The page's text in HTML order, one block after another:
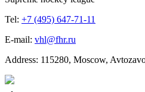
Tel: +7 (495) 647-71-11
E-mail: vhl@fhr.ru
Address: 115280, Moscow,